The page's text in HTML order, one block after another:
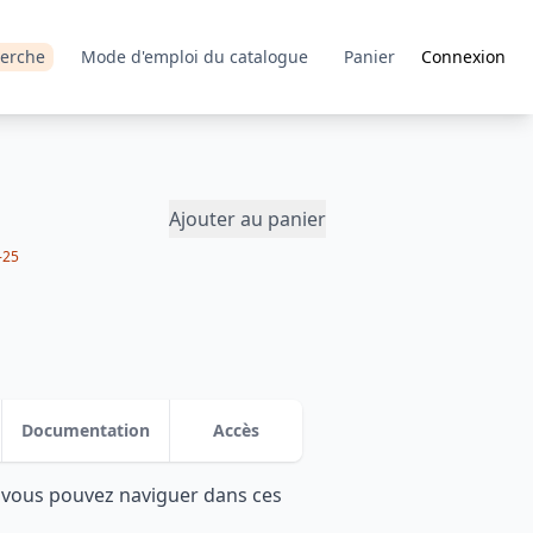
Mode d'emploi du catalogue Panier Connexion
Ajouter au panier
Documentation Accès
pouvez naviguer dans ces